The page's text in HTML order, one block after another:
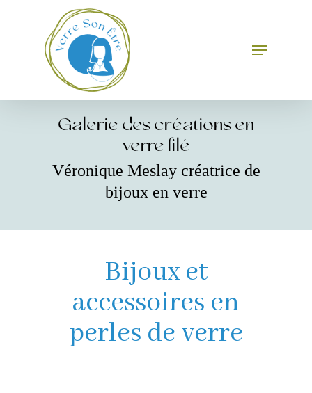
Menu
Galerie des créations en
verre filé
Véronique Meslay créatrice de
bijoux en verre
Bijoux et
accessoires en
perles de verre